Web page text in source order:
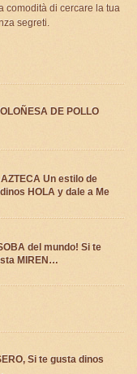
comodità di cercare la tua
segreti.
DE POLLO
Un estilo de
HOLA y dale a Me
del mundo! Si te
MIREN…
Si te gusta dinos